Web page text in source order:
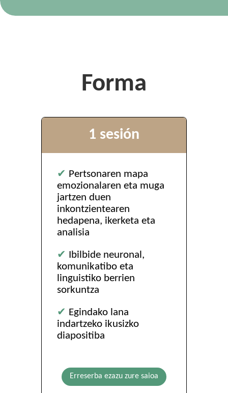
Forma
1 sesión
✔ Pertsonaren mapa
emozionalaren eta muga
jartzen duen
inkontzientearen
hedapena, ikerketa eta
analisia
✔ Ibilbide neuronal,
komunikatibo eta
linguistiko berrien
sorkuntza
✔ Egindako lana
indartzeko ikusizko
diapositiba
Erreserba ezazu zure saioa